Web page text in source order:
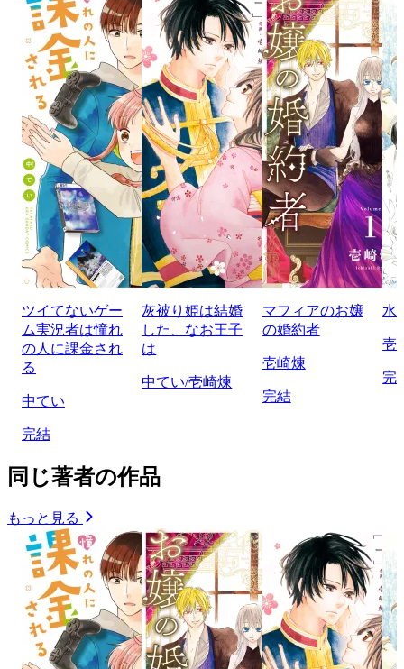
ツイてないゲー
ム実況者は憧れ
の人に課金され
る
中てい
完結
灰被り姫は結婚
した、なお王子
は
中てい/壱崎煉
マフィアのお嬢
の婚約者
壱崎煉
完結
水
壱
完
同じ著者の作品
もっと見る